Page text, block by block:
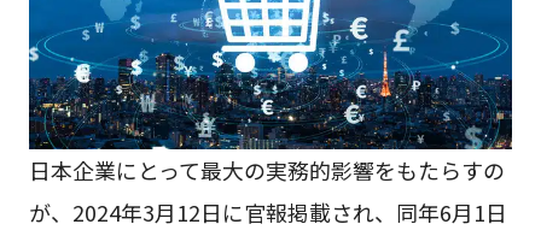
日本企業にとって最大の実務的影響をもたらすの
が、2024年3月12日に官報掲載され、同年6月1日